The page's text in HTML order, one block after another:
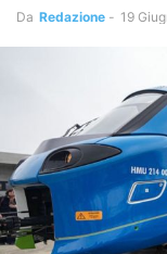
Da Redazione - 19